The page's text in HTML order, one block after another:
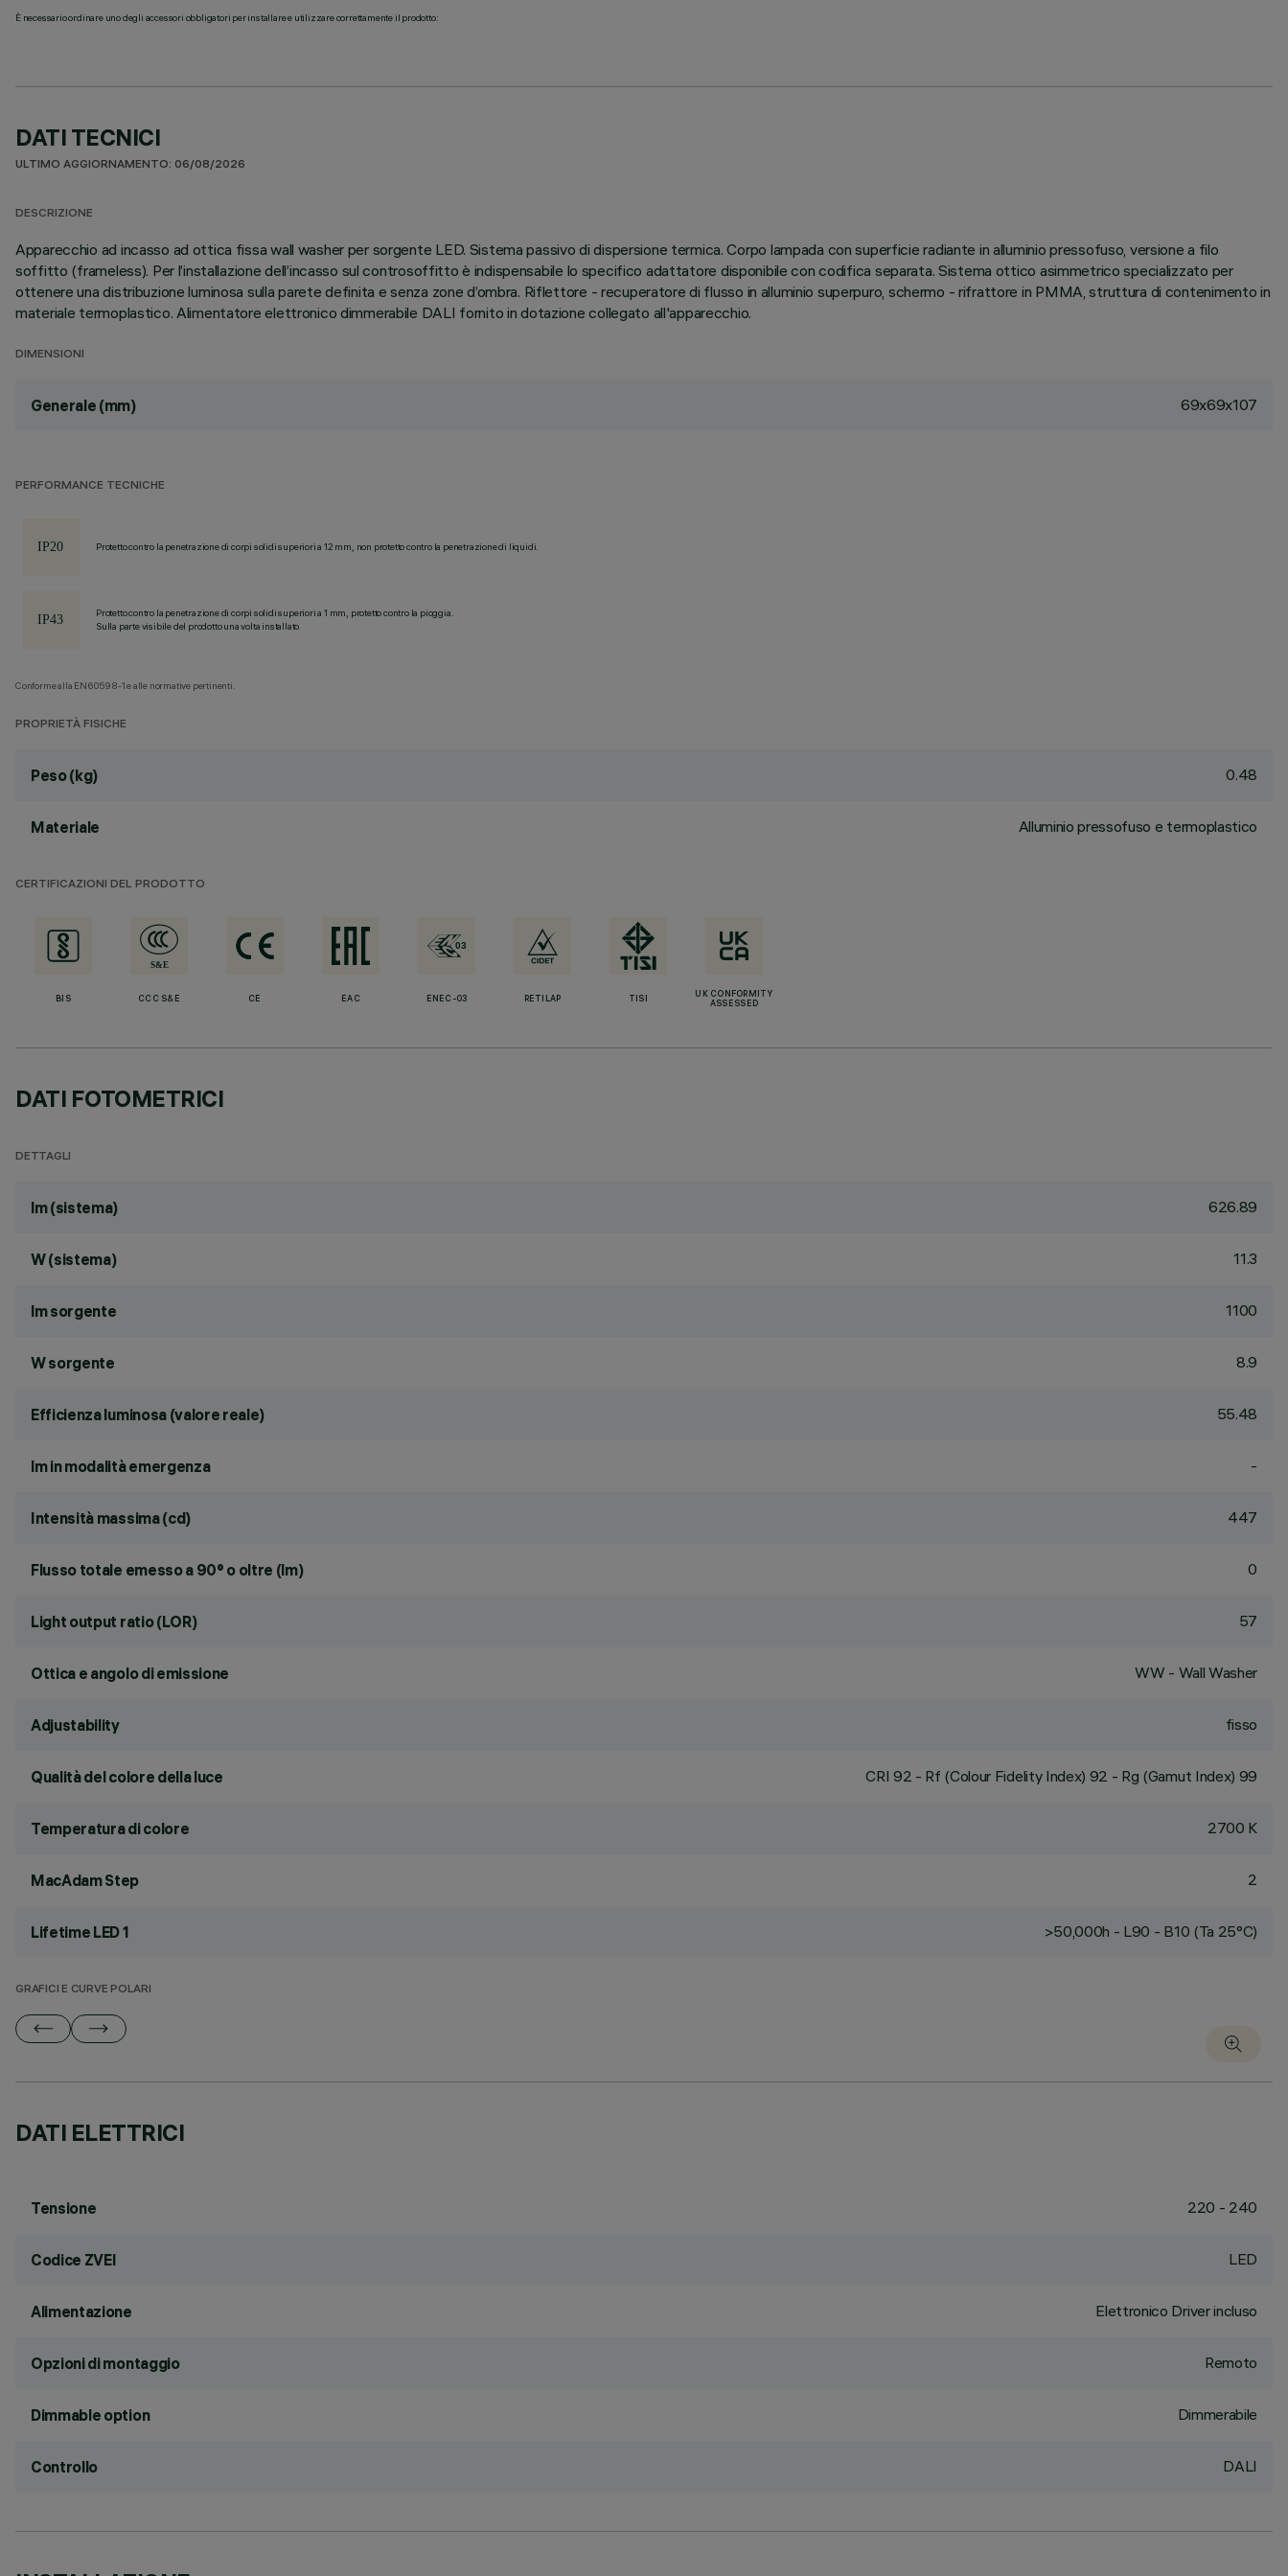
È necessario ordinare uno degli accessori obbligatori per installare e utilizzare correttamente il prodotto:
DATI TECNICI
ULTIMO AGGIORNAMENTO: 06/08/2026
DESCRIZIONE
Apparecchio ad incasso ad ottica fissa wall washer per sorgente LED. Sistema passivo di dispersione termica. Corpo lampada con superficie radiante in alluminio pressofuso, versione a filo
soffitto (frameless). Per l’installazione dell’incasso sul controsoffitto è indispensabile lo specifico adattatore disponibile con codifica separata. Sistema ottico asimmetrico specializzato per
ottenere una distribuzione luminosa sulla parete definita e senza zone d’ombra. Riflettore - recuperatore di flusso in alluminio superpuro, schermo - rifrattore in PMMA, struttura di contenimento in
materiale termoplastico. Alimentatore elettronico dimmerabile DALI fornito in dotazione collegato all'apparecchio.
DIMENSIONI
Generale (mm) 69x69x107
PERFORMANCE TECNICHE
Protetto contro la penetrazione di corpi solidi superiori a 12 mm, non protetto contro la penetrazione di liquidi.
Protetto contro la penetrazione di corpi solidi superiori a 1 mm, protetto contro la pioggia.
Sulla parte visibile del prodotto una volta installato
Conforme alla EN60598-1 e alle normative pertinenti.
PROPRIETÀ FISICHE
Peso (kg) 0.48
Materiale Alluminio pressofuso e termoplastico
CERTIFICAZIONI DEL PRODOTTO
BIS CCC S&E CE EAC ENEC-03 RETILAP TISI
UK CONFORMITY
ASSESSED
DATI FOTOMETRICI
DETTAGLI
lm (sistema) 626.89
W (sistema) 11.3
lm sorgente 1100
W sorgente 8.9
Efficienza luminosa (valore reale) 55.48
lm in modalità emergenza -
Intensità massima (cd) 447
Flusso totale emesso a 90° o oltre (lm) 0
Light output ratio (LOR) 57
Ottica e angolo di emissione WW - Wall Washer
Adjustability fisso
Qualità del colore della luce CRI 92 - Rf (Colour Fidelity Index) 92 - Rg (Gamut Index) 99
Temperatura di colore 2700 K
MacAdam Step 2
Lifetime LED 1 >50,000h - L90 - B10 (Ta 25°C)
GRAFICI E CURVE POLARI
DATI ELETTRICI
Tensione 220 - 240
Codice ZVEI LED
Alimentazione Elettronico Driver incluso
Opzioni di montaggio Remoto
Dimmable option Dimmerabile
Controllo DALI